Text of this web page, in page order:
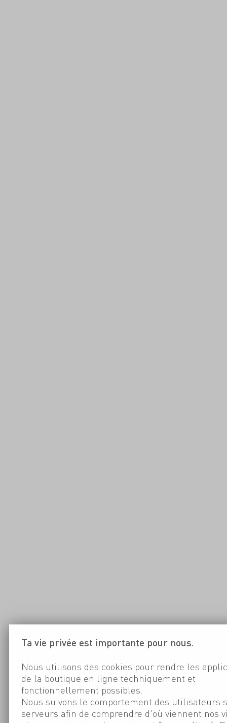
Ta vie privée est importante pour nous.
Nous utilisons des cookies pour rendre les
de la boutique en ligne techniquement et
fonctionnellement possibles.
Nous suivons le comportement des utilisateurs
serveurs afin de comprendre d'où viennent nos